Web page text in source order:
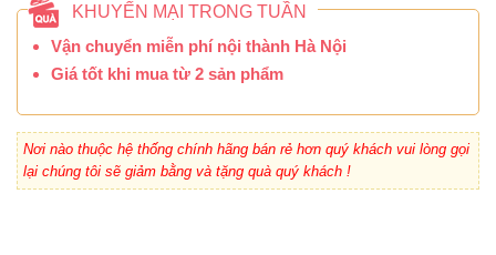
KHUYẾN MẠI TRONG TUẦN
Vận chuyển miễn phí nội thành Hà Nội
Giá tốt khi mua từ 2 sản phẩm
Nơi nào thuộc hệ thống chính hãng bán rẻ hơn quý khách vui lòng gọi
lại chúng tôi sẽ giảm bằng và tặng quà quý khách !